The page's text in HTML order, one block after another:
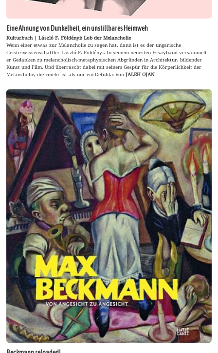
Eine Ahnung von Dunkelheit, ein unstillbares Heimweh
Kulturbuch | László F. Földényi: Lob der Melancholie
Wenn einer etwas zur Melancholie zu sagen hat, dann ist es der ungarische
Geisteswissenschaftler László F. Földényi. In seinem neuesten Essayband versammelt
er Gedanken zu melancholisch-metaphysischen Abgründen in Architektur, bildender
Kunst und Film. Und überrascht dabei mit seinem Gespür für die Körperlichkeit der
Melancholie, die »mehr ist als nur ein Gefühl.« VonJALEH OJAN